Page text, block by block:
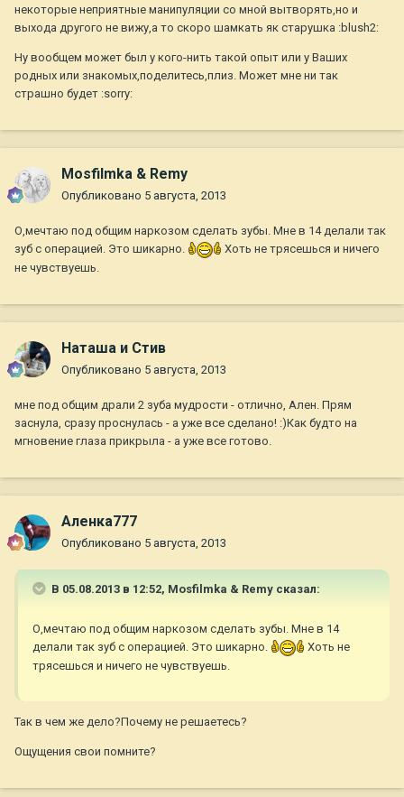
некоторые неприятные манипуляции со мной вытворять,но и
выхода другого не вижу,а то скоро шамкать як старушка :blush2:
Ну вообщем может был у кого-нить такой опыт или у Ваших
родных или знакомых,поделитесь,плиз. Может мне ни так
страшно будет :sorry:
Mosfilmka & Remy
Опубликовано 5 августа, 2013
О,мечтаю под общим наркозом сделать зубы. Мне в 14 делали так
зуб с операцией. Это шикарно.
Хоть не трясешься и ничего
не чувствуешь.
Наташа и Стив
Опубликовано 5 августа, 2013
мне под общим драли 2 зуба мудрости - отлично, Ален. Прям
заснула, сразу проснулась - а уже все сделано! :)Как будто на
мгновение глаза прикрыла - а уже все готово.
Аленка777
Опубликовано 5 августа, 2013
В 05.08.2013 в 12:52, Mosfilmka & Remy сказал:
О,мечтаю под общим наркозом сделать зубы. Мне в 14
делали так зуб с операцией. Это шикарно.
Хоть не
трясешься и ничего не чувствуешь.
Так в чем же дело?Почему не решаетесь?
Ощущения свои помните?